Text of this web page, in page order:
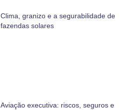
Clima, granizo e a segurabilidade de
fazendas solares
Aviação executiva: riscos, seguros e